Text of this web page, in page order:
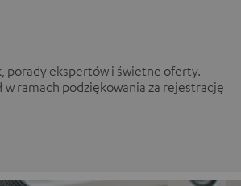
porady ekspertów i świetne oferty.
w ramach podziękowania za rejestrację